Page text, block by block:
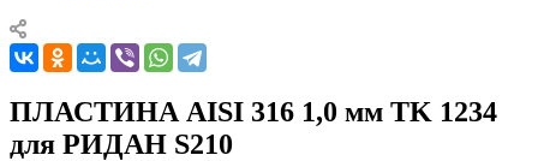
ПЛАСТИНА AISI 316 1,0 мм TK 1234
для РИДАН S210